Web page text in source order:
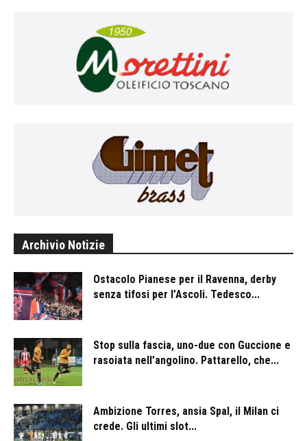
Archivio Notizie
Ostacolo Pianese per il Ravenna, derby
senza tifosi per l’Ascoli. Tedesco...
Stop sulla fascia, uno-due con Guccione e
rasoiata nell’angolino. Pattarello, che...
Ambizione Torres, ansia Spal, il Milan ci
crede. Gli ultimi slot...